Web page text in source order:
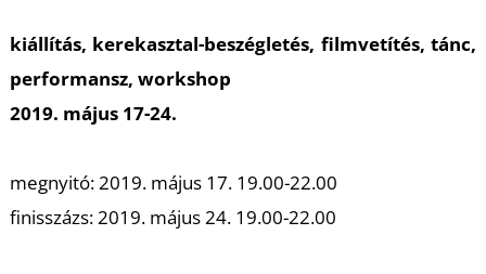
kiállítás, kerekasztal-beszégletés, filmvetítés, tánc,
performansz, workshop
2019. május 17-24.
megnyitó: 2019. május 17. 19.00-22.00
finisszázs: 2019. május 24. 19.00-22.00